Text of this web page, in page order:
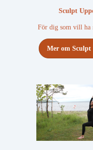
Sculpt
För dig som vill ha
Mer om Sculpt